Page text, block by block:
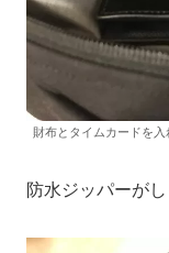
財布とタイムカードを
防水ジッパーが